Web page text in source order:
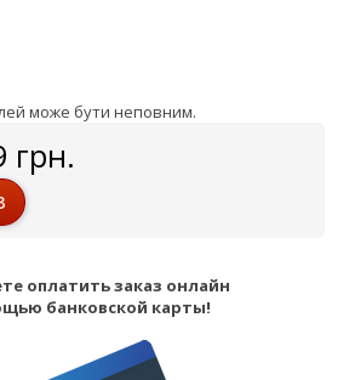
може бути неповним.
грн.
оплатить заказ онлайн
банковской карты!